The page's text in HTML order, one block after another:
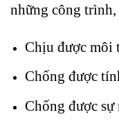
những công trình,
Chịu được môi
Chống được
Chống được sự